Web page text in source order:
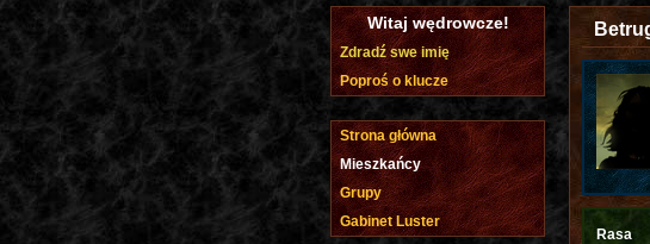
Rasa
Witaj wędrowcze!
Zdradź swe imię
Poproś o klucze
Strona główna
Mieszkańcy
Grupy
Gabinet Luster